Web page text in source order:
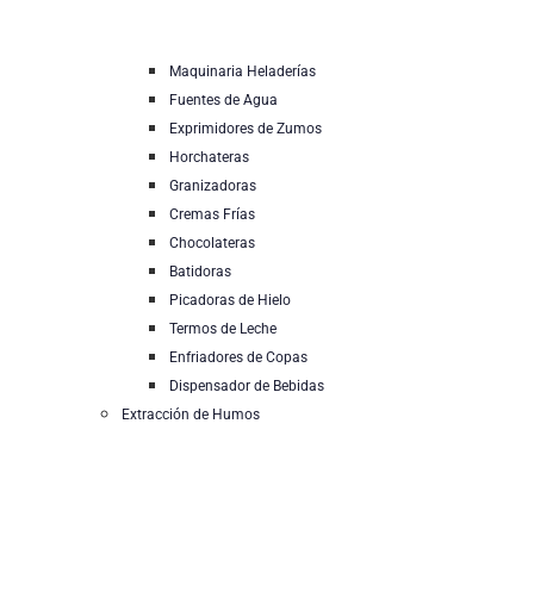
Maquinaria Heladerías
Fuentes de Agua
Exprimidores de Zumos
Horchateras
Granizadoras
Cremas Frías
Chocolateras
Batidoras
Picadoras de Hielo
Termos de Leche
Enfriadores de Copas
Dispensador de Bebidas
Extracción de Humos